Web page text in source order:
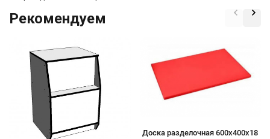
Рекомендуем
Доска разделочная 600х400х18